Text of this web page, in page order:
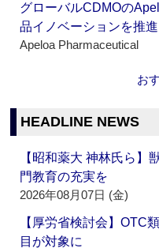
グローバルCDMOの
品イノベーションを推進
Apeloa Pharmaceutical
お
HEADLINE NEWS
【昭和薬大 神林氏ら】
門教育の充実を
2026年08月07日 (金)
【厚労省検討会】OTC
目が対象に